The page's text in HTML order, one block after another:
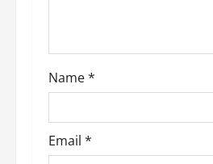
o
n
Name*
Email *